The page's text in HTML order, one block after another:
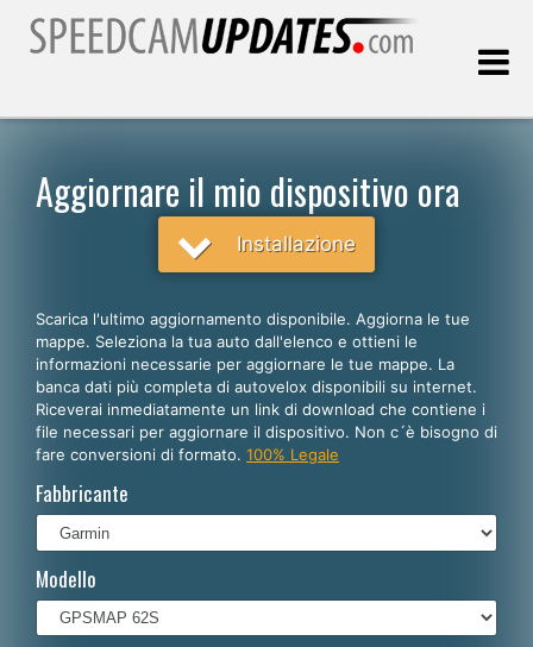
Italiano
English
Español
Deutsch
Polski
Aggiornare il mio dispositivo ora
Installazione
Scarica l'ultimo aggiornamento disponibile. Aggiorna le tue
mappe. Seleziona la tua auto dall'elenco e ottieni le
informazioni necessarie per aggiornare le tue mappe. La
banca dati più completa di autovelox disponibili su internet.
Riceverai inmediatamente un link di download che contiene i
file necessari per aggiornare il dispositivo. Non c´è bisogno di
fare conversioni di formato. 100% Legale
Fabbricante
Modello